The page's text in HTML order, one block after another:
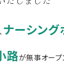
ナーシング
路が無事オープ